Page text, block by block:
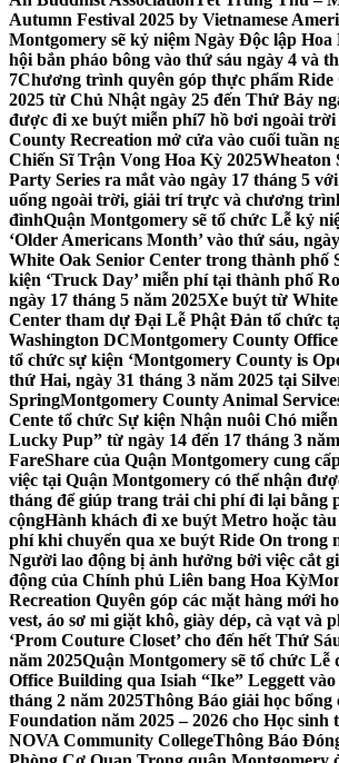
Autumn Festival 2025 by Vietnamese
Montgomery sẽ kỷ niệm Ngày Độc lập Hoa
hội bắn pháo bông vào thứ sáu ngày 4 và
7Chương trình quyên góp thực phẩm Ride
2025 từ Chủ Nhật ngày 25 đến Thứ Bảy
được đi xe buýt miễn phí7 hồ bơi ngoài
County Recreation mở cửa vào cuối tuần
Chiến Sĩ Trận Vong Hoa Kỳ 2025Wheaton
Party Series ra mắt vào ngày 17 tháng 5
uống ngoài trời, giải trí trực và chương
đìnhQuận Montgomery sẽ tổ chức Lễ kỷ
‘Older Americans Month’ vào thứ sáu,
White Oak Senior Center trong thành phố
kiện ‘Truck Day’ miễn phí tại thành phố
ngày 17 tháng 5 năm 2025Xe buýt từ
Center tham dự Đại Lễ Phật Đản tổ chức
Washington DCMontgomery County
tổ chức sự kiện ‘Montgomery County is
thứ Hai, ngày 31 tháng 3 năm 2025 tại
SpringMontgomery County Animal
Cente tổ chức Sự kiện Nhận nuôi Chó
Lucky Pup” từ ngày 14 đến 17 tháng 3
FareShare của Quận Montgomery cung
việc tại Quận Montgomery có thể nhận
tháng để giúp trang trải chi phí đi lại bằng
cộngHành khách đi xe buýt Metro hoặc tàu
phí khi chuyển qua xe buýt Ride On trong
Người lao động bị ảnh hưởng bởi việc cắt
động của Chính phủ Liên bang Hoa Kỳ
Recreation Quyên góp các mặt hàng mới
vest, áo sơ mi giặt khô, giày dép, cà vạt và
‘Prom Couture Closet’ cho đến hết Thứ
năm 2025Quận Montgomery sẽ tổ chức Lễ
Office Building qua Isiah “Ike” Leggett
tháng 2 năm 2025Thông Báo giải học
Foundation năm 2025 – 2026 cho Học sinh
NOVA Community CollegeThông Báo